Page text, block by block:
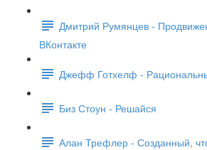
Дмитрий Румянцев -
ВКонтакте
Джефф Готхелф -
Биз Стоун - Решайся
Алан Трефлер - Созданный,